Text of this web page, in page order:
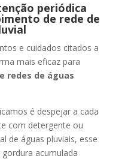
periódica
de rede de
e cuidados citados a
mais eficaz para
redes de águas
é despejar a cada
com detergente ou
de águas pluviais, esse
acumulada